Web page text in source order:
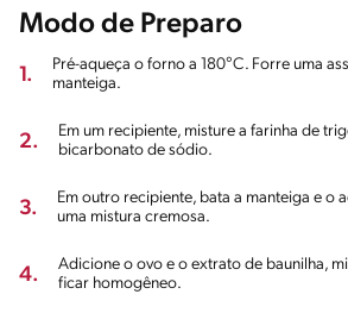
Modo de Preparo
1.
Pré-aqueça o forno a 180°C. Forre uma
manteiga.
2.
Em um recipiente, misture a farinha de
bicarbonato de sódio.
3.
Em outro recipiente, bata a manteiga e o
uma mistura cremosa.
4.
Adicione o ovo e o extrato de baunilha,
ficar homogêneo.